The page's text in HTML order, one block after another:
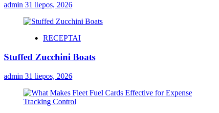
admin 31 liepos, 2026
RECEPTAI
Stuffed Zucchini Boats
admin 31 liepos, 2026